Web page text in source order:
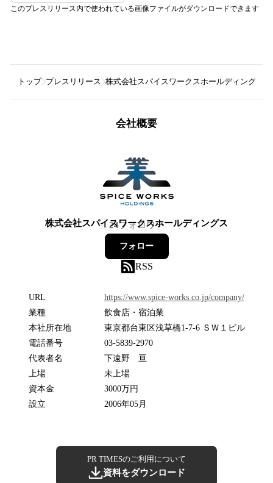
このプレスリリース内で使われている画像ファイルがダウンロードできます
トップ プレスリリース 株式会社スパイスワークスホールディングス
会社概要
株式会社スパイスワークスホールディングス
24フォロワー
フォロー
RSS
URL
https://www.spice-works.co.jp/company/
業種
飲食店・宿泊業
本社所在地
東京都台東区浅草橋1-7-6 ＳＷ１ビル
電話番号
03-5839-2970
代表者名
下遠野 亘
上場
未上場
資本金
3000万円
設立
2006年05月
PR TIMESのご利用について
資料をダウンロード